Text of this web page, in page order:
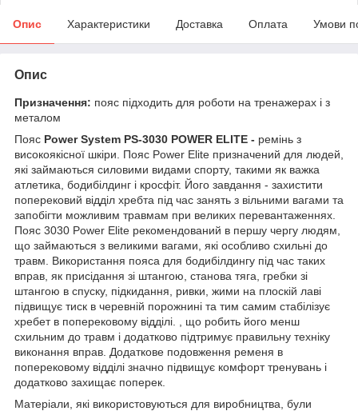
Опис Характеристики Доставка Оплата Умови
Опис
Призначення: пояс підходить для роботи на тренажерах і з
металом
Пояс Power System PS-3030 POWER ELITE - ремінь з
високоякісної шкіри. Пояс Power Elite призначений для людей,
які займаються силовими видами спорту, такими як важка
атлетика, бодибілдинг і кросфіт. Його завдання - захистити
поперековий відділ хребта під час занять з вільними вагами та
запобігти можливим травмам при великих перевантаженнях.
Пояс 3030 Power Elite рекомендований в першу чергу людям,
що займаються з великими вагами, які особливо схильні до
травм. Використання пояса для бодибілдингу під час таких
вправ, як присідання зі штангою, станова тяга, гребки зі
штангою в спуску, підкидання, ривки, жими на плоскій лаві
підвищує тиск в черевній порожнині та тим самим стабілізує
хребет в поперековому відділі. , що робить його менш
схильним до травм і додатково підтримує правильну техніку
виконання вправ. Додаткове подовження ременя в
поперековому відділі значно підвищує комфорт тренувань і
додатково захищає поперек.
Матеріали, які використовуються для виробництва, були